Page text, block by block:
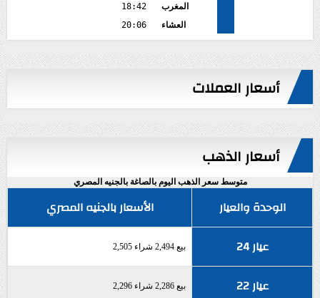
المغرب
18:42
العشاء
20:06
أسعار العملات
أسعار الذهب
متوسط سعر الذهب اليوم بالصاغة بالجنيه المصري
الوحدة والعيار
الأسعار بالجنيه المصري
عيار 24
بيع 2,494 شراء 2,505
عيار 22 بيع 2,286 شراء 2,296